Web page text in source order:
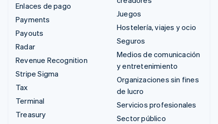
Enlaces de pago
Payments
Payouts
Radar
Revenue Recognition
Stripe Sigma
Tax
Terminal
Treasury
Juegos
Hostelería, viajes y ocio
Seguros
Medios de comunicación
y entretenimiento
Organizaciones sin fines
de lucro
Servicios profesionales
Sector público